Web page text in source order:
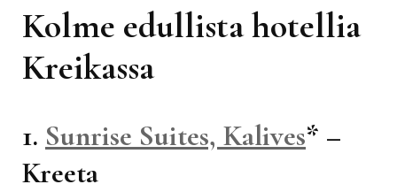
Kolme edullista hotellia
Kreikassa
1. Sunrise Suites, Kalives* –
Kreeta